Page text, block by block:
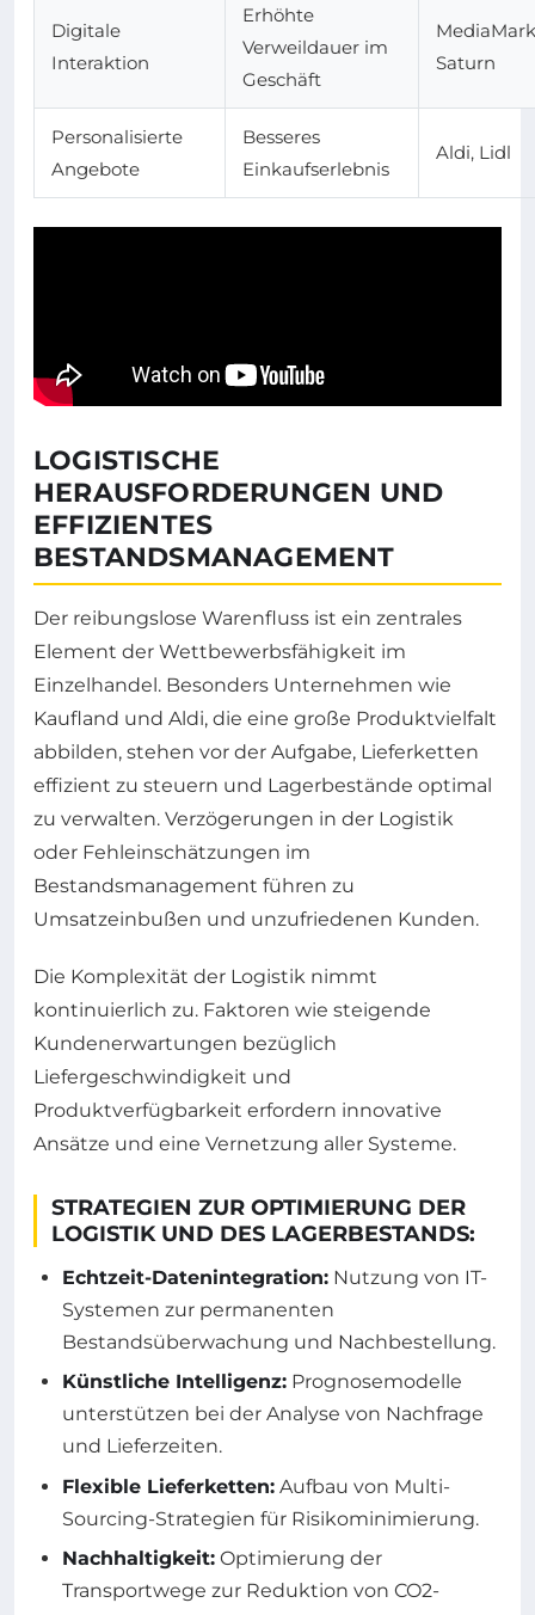
Digitale
Interaktion
Erhöhte
Verweildauer im
Geschäft
Saturn
Personalisierte
Angebote
Besseres
Einkaufserlebnis
Aldi, Lidl
LOGISTISCHE
HERAUSFORDERUNGEN UND
EFFIZIENTES
BESTANDSMANAGEMENT
Der reibungslose Warenfluss ist ein zentrales
Element der Wettbewerbsfähigkeit im
Einzelhandel. Besonders Unternehmen wie
Kaufland und Aldi, die eine große Produktvielfalt
abbilden, stehen vor der Aufgabe, Lieferketten
effizient zu steuern und Lagerbestände optimal
zu verwalten. Verzögerungen in der Logistik
oder Fehleinschätzungen im
Bestandsmanagement führen zu
Umsatzeinbußen und unzufriedenen Kunden.
Die Komplexität der Logistik nimmt
kontinuierlich zu. Faktoren wie steigende
Kundenerwartungen bezüglich
Liefergeschwindigkeit und
Produktverfügbarkeit erfordern innovative
Ansätze und eine Vernetzung aller Systeme.
STRATEGIEN ZUR OPTIMIERUNG DER
LOGISTIK UND DES LAGERBESTANDS:
Echtzeit-Datenintegration: Nutzung von IT-
Systemen zur permanenten
Bestandsüberwachung und Nachbestellung.
Künstliche Intelligenz: Prognosemodelle
unterstützen bei der Analyse von Nachfrage
und Lieferzeiten.
Flexible Lieferketten: Aufbau von Multi-
Sourcing-Strategien für Risikominimierung.
Nachhaltigkeit: Optimierung der
Transportwege zur Reduktion von CO2-